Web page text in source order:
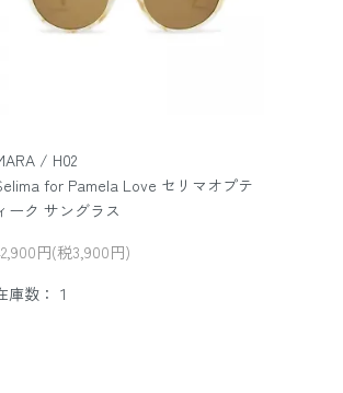
/ H02
for Pamela Love セリマオプテ
ーク サングラス
円(税3,900円)
庫数：１